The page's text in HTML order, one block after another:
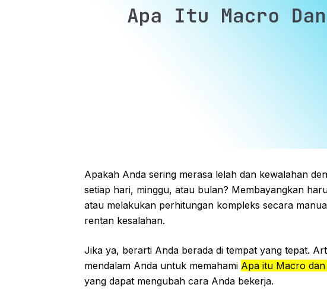
Apakah Anda sering merasa lelah dan kewalahan
setiap hari, minggu, atau bulan? Membayangkan
atau melakukan perhitungan kompleks secara
rentan kesalahan.
Jika ya, berarti Anda berada di tempat yang tepat.
mendalam Anda untuk memahami Apa itu Macro
yang dapat mengubah cara Anda bekerja.